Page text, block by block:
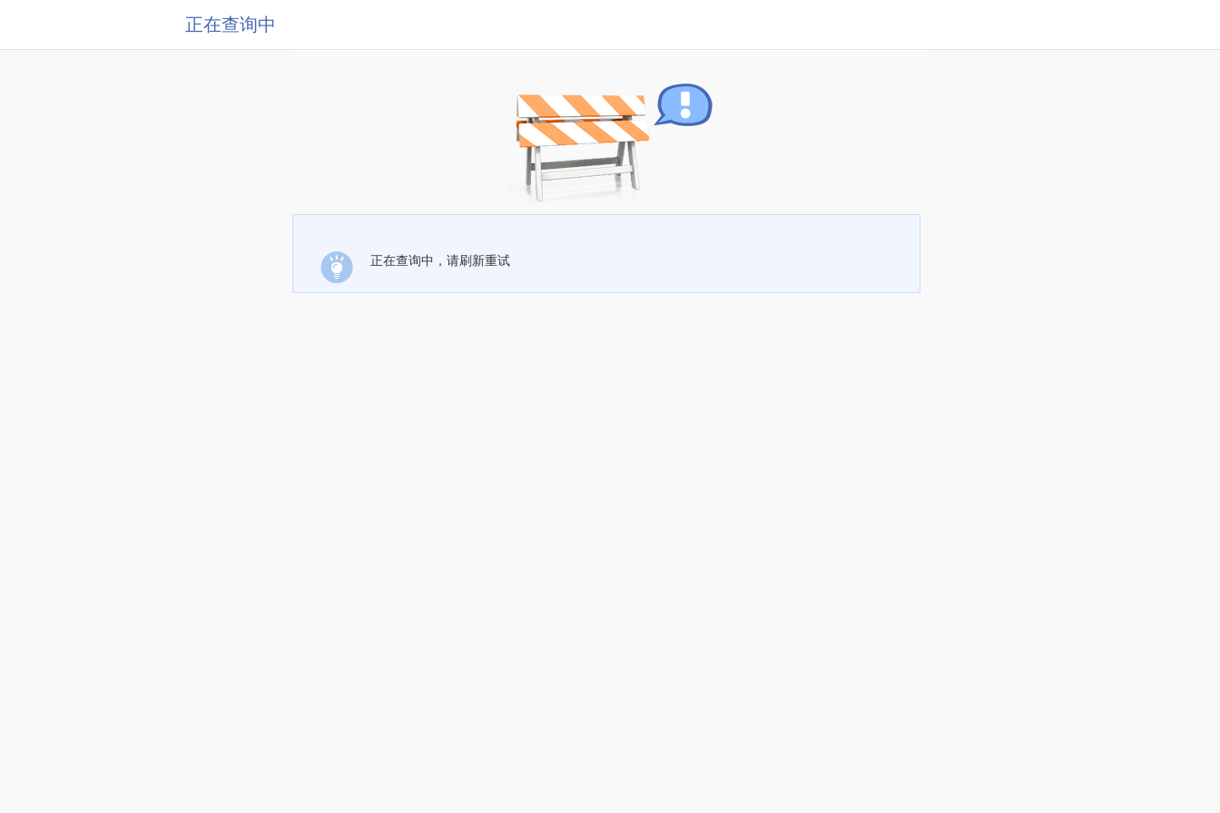
正在查询中
正在查询中，请刷新重试